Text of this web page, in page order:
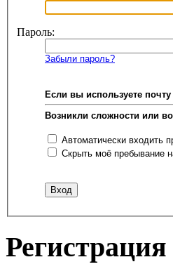
Пароль:
Забыли пароль?
Если вы используете
Возникли сложности или
Автоматически входить
Скрыть моё пребывание
Регистрация